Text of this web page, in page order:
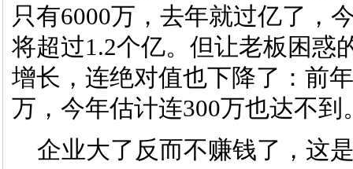
只有6000万，去年就过亿了，
将超过1.2个亿。但让老板困惑
增长，连绝对值也下降了：前
万，今年估计连300万也达不到
企业大了反而不赚钱了，这